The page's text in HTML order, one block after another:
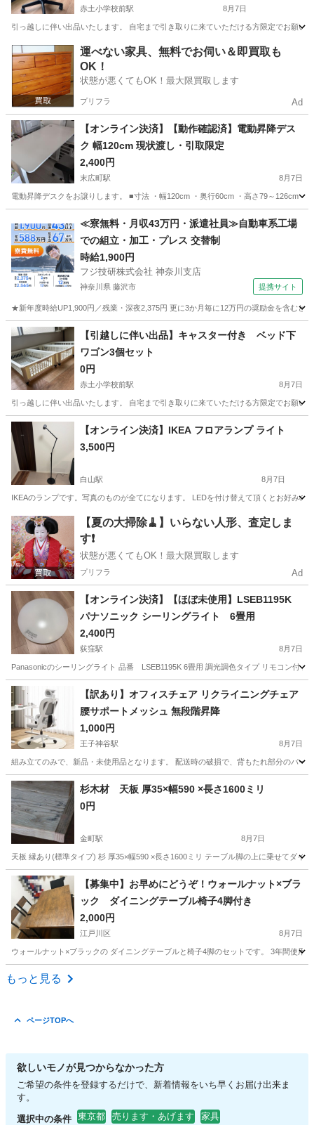
赤土小学校前駅 8月7日
引っ越しに伴い出品いたします。 自宅まで引き取りに来ていただける方限定でお願
東京 荒川区 赤土小学校前駅 椅子
運べない家具、無料でお伺い＆即買取も
OK！
状態が悪くてもOK！最大限買取します
プリフラ Ad
【オンライン決済】【動作確認済】電動昇降デス
ク 幅120cm 現状渡し・引取限定
2,400円
末広町駅 8月7日
電動昇降デスクをお譲りします。 ■寸法 ・幅120cm ・奥行60cm ・高さ79～126cm
末広町駅 テーブル
≪寮無料・月収43万円・派遣社員≫自動車系工場
での組立・加工・プレス 交替制
時給1,900円
フジ技研株式会社 神奈川支店
神奈川県 藤沢市 提携サイト
★新年度時給UP1,900円／残業・深夜2,375円 更に3か月毎に12万円の奨励金を含む
神奈川 藤沢市 その他
【引越しに伴い出品】キャスター付き ベッド下
ワゴン3個セット
0円
赤土小学校前駅 8月7日
引っ越しに伴い出品いたします。 自宅まで引き取りに来ていただける方限定でお願
東京 荒川区 赤土小学校前駅 収納家具 キャスター
【オンライン決済】IKEA フロアランプ ライト
3,500円
白山駅 8月7日
IKEAのランプです。写真のものが全てになります。 LEDを付け替えて頂くとお好
東京 文京区 白山駅 照明器具
【夏の大掃除🧹】いらない人形、査定しま
す❗️
状態が悪くてもOK！最大限買取します
プリフラ Ad
【オンライン決済】【ほぼ未使用】LSEB1195K
パナソニック シーリングライト 6畳用
2,400円
荻窪駅 8月7日
Panasonicのシーリングライト 品番 LSEB1195K 6畳用 調光調色タイプ リモコン付
東京 杉並区 荻窪駅 照明器具
【訳あり】オフィスチェア リクライニングチェア
腰サポートメッシュ 無段階昇降
1,000円
王子神谷駅 8月7日
組み立てのみで、新品・未使用品となります。 配送時の破損で、背もたれ部分のパ
東京 北区 王子神谷駅 椅子
杉木材 天板 厚35×幅590 ×長さ1600ミリ
0円
金町駅 8月7日
天板 縁あり(標準タイプ) 杉 厚35×幅590 ×長さ1600ミリ テーブル脚の上に乗せてダイ
東京 葛飾区 金町駅 テーブル
【募集中】お早めにどうぞ！ウォールナット×ブラ
ック ダイニングテーブル椅子4脚付き
2,000円
江戸川区 8月7日
ウォールナット×ブラックの ダイニングテーブルと椅子4脚のセットです。 3年間使
東京 江戸川区
もっと見る
ページTOPへ
欲しいモノが見つからなかった方
ご希望の条件を登録するだけで、新着情報をいち早くお届け出来ま
す。
選択中の条件 東京都 売ります・あげます
家具